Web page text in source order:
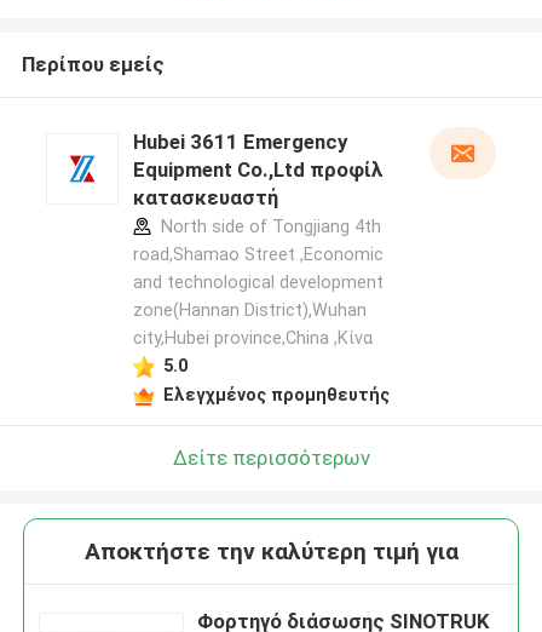
Περίπου εμείς
Hubei 3611 Emergency
Equipment Co.,Ltd προφίλ
κατασκευαστή
North side of Tongjiang 4th
road,Shamao Street ,Economic
and technological development
zone(Hannan District),Wuhan
city,Hubei province,China ,Κίνα
5.0
Ελεγχμένος προμηθευτής
Δείτε περισσότερων
Αποκτήστε την καλύτερη τιμή για
Φορτηγό διάσωσης SINOTRUK